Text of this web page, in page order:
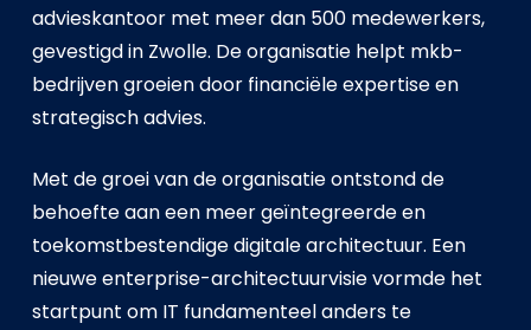
advieskantoor met meer dan 500 medewerkers,
gevestigd in Zwolle. De organisatie helpt mkb-
bedrijven groeien door financiële expertise en
strategisch advies.
Met de groei van de organisatie ontstond de
behoefte aan een meer geïntegreerde en
toekomstbestendige digitale architectuur. Een
nieuwe enterprise-architectuurvisie vormde het
startpunt om IT fundamenteel anders te